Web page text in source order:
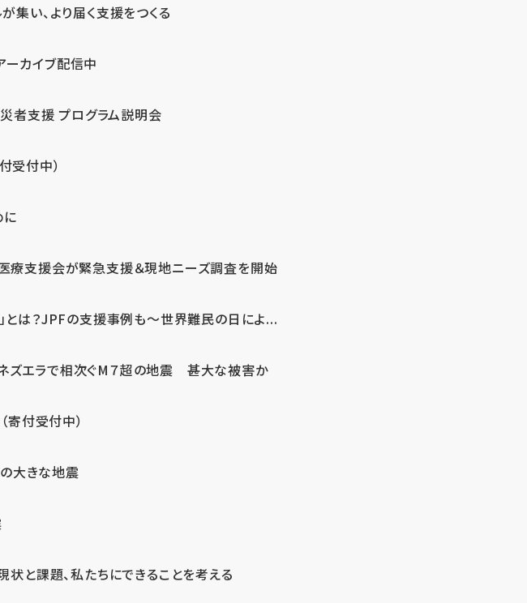
集い、より届く支援をつくる
カイブ配信中
災者支援 プログラム説明会
受付中）
に
療支援会が緊急支援＆現地ニーズ調査を開始
とは？JPFの支援事例も～世界難民の日によ...
ズエラで相次ぐM７超の地震 甚大な被害か
寄付受付中）
大きな地震
状と課題、私たちにできることを考える